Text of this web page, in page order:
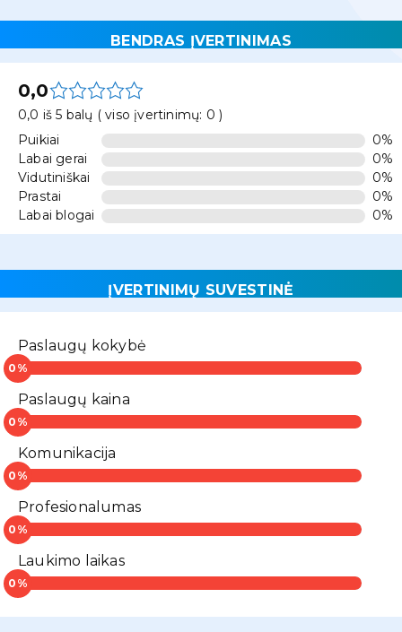
BENDRAS ĮVERTINIMAS
0,0
0,0 iš 5 balų ( viso įvertinimų: 0 )
Puikiai
0%
Labai gerai
0%
Vidutiniškai
0%
Prastai
0%
Labai blogai
0%
ĮVERTINIMŲ SUVESTINĖ
Paslaugų kokybė
Paslaugų kaina
Komunikacija
Profesionalumas
Laukimo laikas